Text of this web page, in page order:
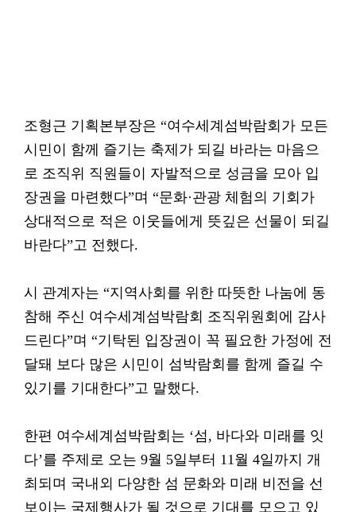
조형근 기획본부장은 “여수세계섬박람회가 모든
시민이 함께 즐기는 축제가 되길 바라는 마음으
로 조직위 직원들이 자발적으로 성금을 모아 입
장권을 마련했다”며 “문화·관광 체험의 기회가
상대적으로 적은 이웃들에게 뜻깊은 선물이 되길
바란다”고 전했다.
시 관계자는 “지역사회를 위한 따뜻한 나눔에 동
참해 주신 여수세계섬박람회 조직위원회에 감사
드린다”며 “기탁된 입장권이 꼭 필요한 가정에 전
달돼 보다 많은 시민이 섬박람회를 함께 즐길 수
있기를 기대한다”고 말했다.
한편 여수세계섬박람회는 ‘섬, 바다와 미래를 잇
다’를 주제로 오는 9월 5일부터 11월 4일까지 개
최되며 국내외 다양한 섬 문화와 미래 비전을 선
보이는 국제행사가 될 것으로 기대를 모으고 있